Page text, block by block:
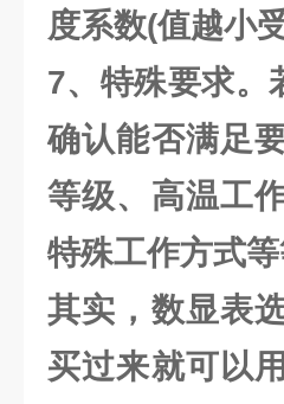
度系数(值越小
7、特殊要求。
确认能否满足
等级、高温工
特殊工作方式等
其实，数显表
买过来就可以